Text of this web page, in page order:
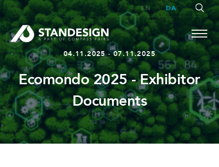
DA
EN
SØG
04.11.2025 - 07.11.2025
Ecomondo 2025 - Exhibitor
Documents